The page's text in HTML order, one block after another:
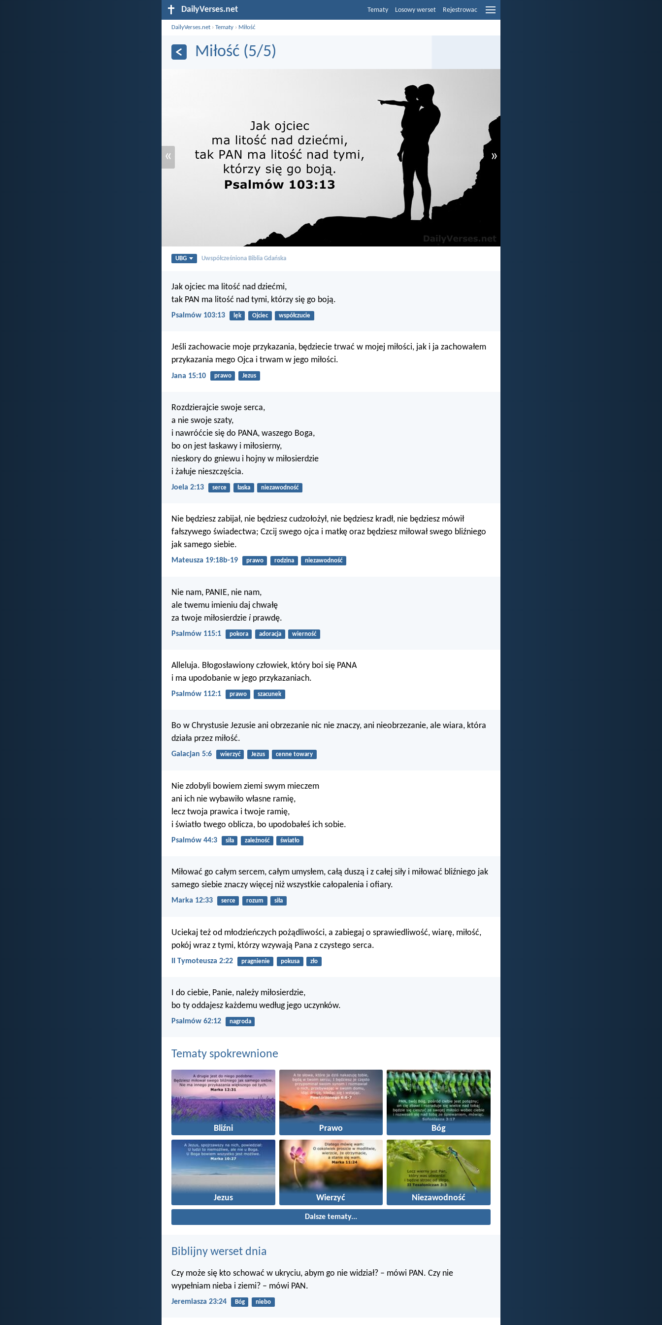
DailyVerses.net Tematy Losowy werset Rejestrowac
DailyVerses.net ›Tematy › Miłość
Miłość (5/5)
« »
UBG Uwspółcześniona Biblia Gdańska
Jak ojciec ma litość nad dziećmi,
tak PAN ma litość nad tymi, którzy się go boją.
Psalmów 103:13 lęk Ojciec współczucie
Jeśli zachowacie moje przykazania, będziecie trwać w mojej miłości, jak i ja zachowałem
przykazania mego Ojca i trwam w jego miłości.
Jana 15:10 prawo Jezus
Rozdzierajcie swoje serca,
a nie swoje szaty,
i nawróćcie się do PANA, waszego Boga,
bo on jest łaskawy i miłosierny,
nieskory do gniewu i hojny w miłosierdzie
i żałuje nieszczęścia.
Joela 2:13 serce łaska niezawodność
Nie będziesz zabijał, nie będziesz cudzołożył, nie będziesz kradł, nie będziesz mówił
fałszywego świadectwa; Czcij swego ojca i matkę oraz będziesz miłował swego bliźniego
jak samego siebie.
Mateusza 19:18b-19 prawo rodzina niezawodność
Nie nam, PANIE, nie nam,
ale twemu imieniu daj chwałę
za twoje miłosierdzie i prawdę.
Psalmów 115:1 pokora adoracja wierność
Alleluja. Błogosławiony człowiek, który boi się PANA
i ma upodobanie w jego przykazaniach.
Psalmów 112:1 prawo szacunek
Bo w Chrystusie Jezusie ani obrzezanie nic nie znaczy, ani nieobrzezanie, ale wiara, która
działa przez miłość.
Galacjan 5:6 wierzyć Jezus cenne towary
Nie zdobyli bowiem ziemi swym mieczem
ani ich nie wybawiło własne ramię,
lecz twoja prawica i twoje ramię,
i światło twego oblicza, bo upodobałeś ich sobie.
Psalmów 44:3 siła zależność światło
Miłować go całym sercem, całym umysłem, całą duszą i z całej siły i miłować bliźniego jak
samego siebie znaczy więcej niż wszystkie całopalenia i ofiary.
Marka 12:33 serce rozum siła
Uciekaj też od młodzieńczych pożądliwości, a zabiegaj o sprawiedliwość, wiarę, miłość,
pokój wraz z tymi, którzy wzywają Pana z czystego serca.
II Tymoteusza 2:22 pragnienie pokusa zło
I do ciebie, Panie, należy miłosierdzie,
bo ty oddajesz każdemu według jego uczynków.
Psalmów 62:12 nagroda
Tematy spokrewnione
Bliźni Prawo Bóg
Jezus Wierzyć Niezawodność
Dalsze tematy...
Biblijny werset dnia
Czy może się kto schować w ukryciu, abym go nie widział? – mówi PAN. Czy nie
wypełniam nieba i ziemi? – mówi PAN.
Jeremiasza 23:24 Bóg niebo